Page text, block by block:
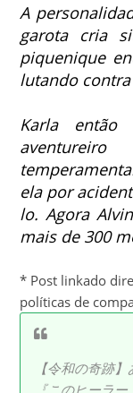
A
garota cria
piquenique
lutando
Karla então
ela por
lo. Agora
mais de 300
* Post linkado
políticas de
【令和の奇跡
『このヒーラ